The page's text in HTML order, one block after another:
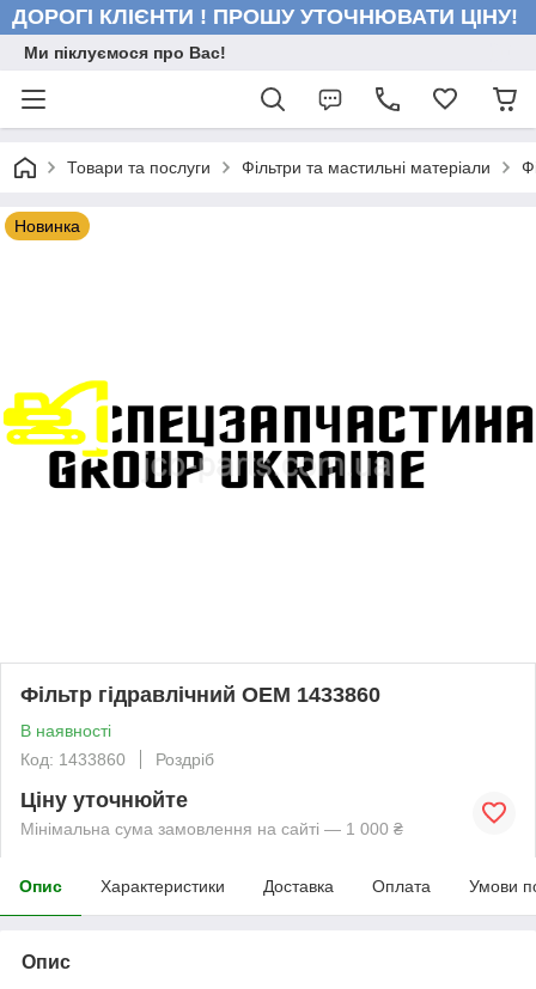
ДОРОГІ КЛІЄНТИ ! ПРОШУ УТОЧНЮВАТИ ЦІНУ!
Ми піклуємося про Вас!
Товари та послуги Фільтри та мастильні матеріали
Новинка
Фільтр гідравлічний OEM 1433860
В наявності
Код: 1433860
Роздріб
Ціну уточнюйте
Мінімальна сума замовлення на сайті — 1 000 ₴
Опис Характеристики Доставка Оплата Умови
Опис